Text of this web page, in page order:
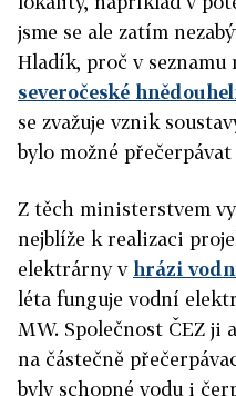
jsme se ale zatím
Hladík, proč v seznamu
severočeské
se zvažuje vznik
bylo možné přečerpávat
Z těch ministerstvem
nejblíže k realizaci
elektrárny v hrázi
léta funguje vodní
MW. Společnost ČEZ ji
na částečně přečerpáva
byly schopné vodu i